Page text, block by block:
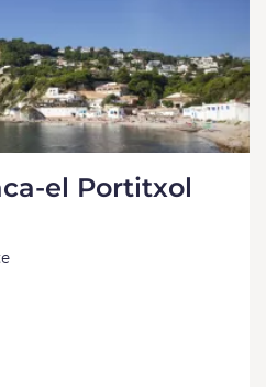
el Portitxol